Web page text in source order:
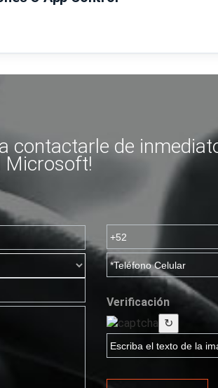
contactarle de
Microsoft!
Verificación
↻